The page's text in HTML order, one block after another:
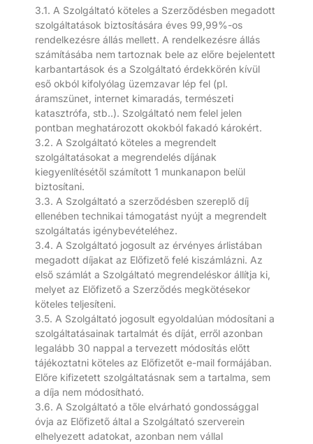
3.1. A Szolgáltató köteles a Szerződésben megadott
szolgáltatások biztosítására éves 99,99%-os
rendelkezésre állás mellett. A rendelkezésre állás
számításába nem tartoznak bele az előre bejelentett
karbantartások és a Szolgáltató érdekkörén kívül
eső okból kifolyólag üzemzavar lép fel (pl.
áramszünet, internet kimaradás, természeti
katasztrófa, stb..). Szolgáltató nem felel jelen
pontban meghatározott okokból fakadó károkért.
3.2. A Szolgáltató köteles a megrendelt
szolgáltatásokat a megrendelés díjának
kiegyenlítésétől számított 1 munkanapon belül
biztosítani.
3.3. A Szolgáltató a szerződésben szereplő díj
ellenében technikai támogatást nyújt a megrendelt
szolgáltatás igénybevételéhez.
3.4. A Szolgáltató jogosult az érvényes árlistában
megadott díjakat az Előfizető felé kiszámlázni. Az
első számlát a Szolgáltató megrendeléskor állítja ki,
melyet az Előfizető a Szerződés megkötésekor
köteles teljesíteni.
3.5. A Szolgáltató jogosult egyoldalúan módosítani a
szolgáltatásainak tartalmát és díját, erről azonban
legalább 30 nappal a tervezett módosítás előtt
tájékoztatni köteles az Előfizetőt e-mail formájában.
Előre kifizetett szolgáltatásnak sem a tartalma, sem
a díja nem módosítható.
3.6. A Szolgáltató a tőle elvárható gondossággal
óvja az Előfizető által a Szolgáltató szerverein
elhelyezett adatokat, azonban nem vállal